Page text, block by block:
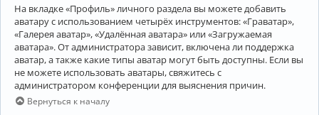
На вкладке «Профиль» личного раздела вы можете добавить
аватару с использованием четырёх инструментов: «Граватар»,
«Галерея аватар», «Удалённая аватара» или «Загружаемая
аватара». От администратора зависит, включена ли поддержка
аватар, а также какие типы аватар могут быть доступны. Если вы
не можете использовать аватары, свяжитесь с
администратором конференции для выяснения причин.
Вернуться к началу